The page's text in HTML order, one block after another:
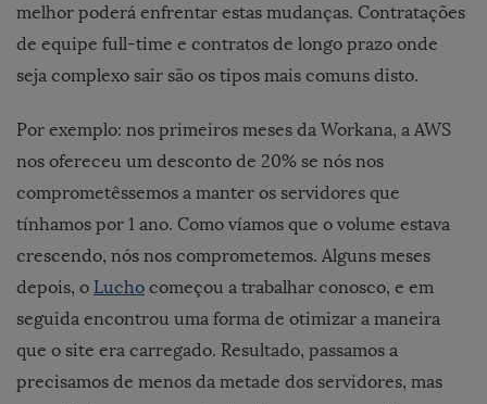
melhor poderá enfrentar estas mudanças. Contratações
de equipe full-time e contratos de longo prazo onde
seja complexo sair são os tipos mais comuns disto.
Por exemplo: nos primeiros meses da Workana, a AWS
nos ofereceu um desconto de 20% se nós nos
comprometêssemos a manter os servidores que
tínhamos por 1 ano. Como víamos que o volume estava
crescendo, nós nos comprometemos. Alguns meses
depois, o Lucho começou a trabalhar conosco, e em
seguida encontrou uma forma de otimizar a maneira
que o site era carregado. Resultado, passamos a
precisamos de menos da metade dos servidores, mas